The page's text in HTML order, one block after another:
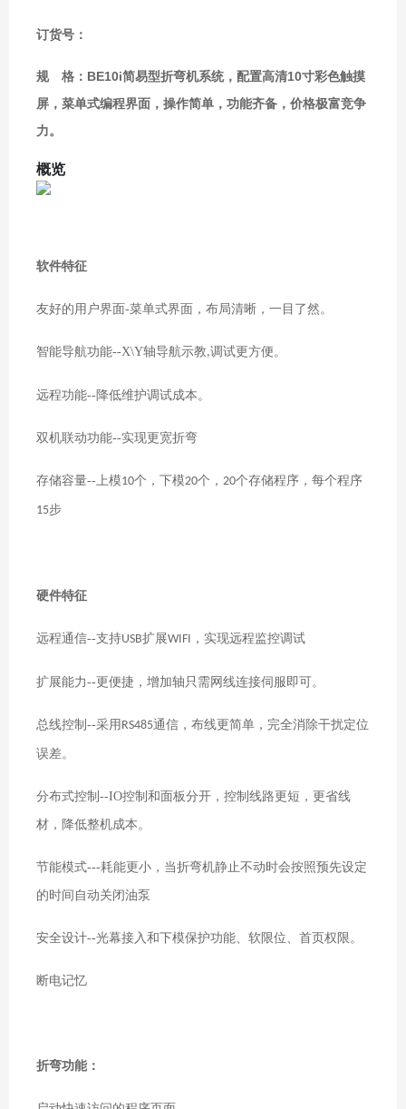
订货号：
规 格：BE10i简易型折弯机系统，配置高清10寸彩色触摸
屏，菜单式编程界面，操作简单，功能齐备，价格极富竞争
力。
概览
软件特征
友好的用户界面-菜单式界面，布局清晰，一目了然。
智能导航功能--X\Y轴导航示教,调试更方便。
远程功能--降低维护调试成本。
双机联动功能--实现更宽折弯
存储容量--上模10个，下模20个， 20个存储程序，每个程序
15步
硬件特征
远程通信--支持USB扩展WIFI ，实现远程监控调试
扩展能力--更便捷，增加轴只需网线连接伺服即可。
总线控制 --采用 RS485通信，布线更简单，完全消除干扰定位
误差。
分布式控制 --IO控制和面板分开，控制线路更短，更省线
材，降低整机成本。
节能模式---耗能更小，当折弯机静止不动时会按照预先设定
的时间自动关闭油泵
安全设计--光幕接入和下模保护功能、软限位、首页权限。
断电记忆
折弯功能：